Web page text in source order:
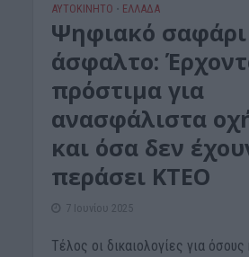
ΑΥΤΟΚΙΝΗΤΟ • ΕΛΛΑΔΑ
Ψηφιακό
άσφαλτο:
πρόστιμα για
ανασφάλιστα
και όσα δεν
περάσει ΚΤΕΟ
7 Ιουνίου 2025
Τέλος οι δικαιολογίες για